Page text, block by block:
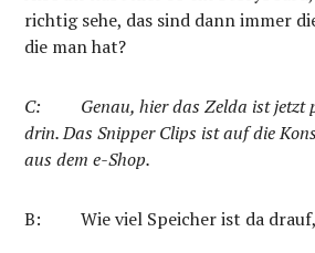
richtig sehe, das sind dann immer
die man hat?
C:
Genau, hier das Zelda ist jetzt
drin. Das Snipper Clips ist auf die
aus dem e-Shop.
B: Wie viel Speicher ist da